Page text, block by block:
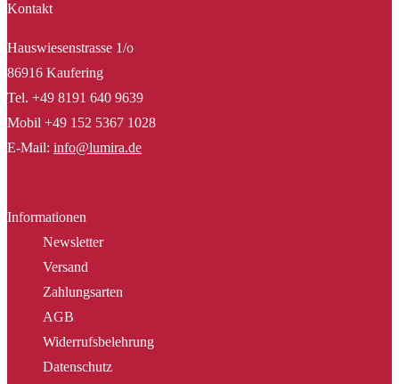
Kontakt
Hauswiesenstrasse 1/o
86916 Kaufering
Tel. +49 8191 640 9639
Mobil +49 152 5367 1028
E-Mail: info@lumira.de
Informationen
Newsletter
Versand
Zahlungsarten
AGB
Widerrufsbelehrung
Datenschutz